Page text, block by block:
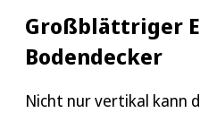
Großblättriger
Bodendecker
Nicht nur vertikal kann